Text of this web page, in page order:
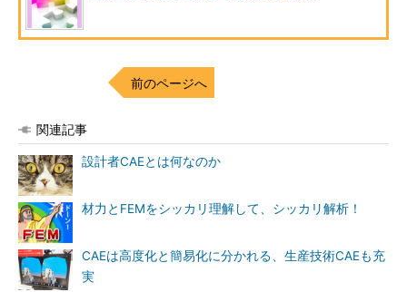
前のページへ
関連記事
設計者CAEとは何なのか
材力とFEMをシッカリ理解して、シッカリ解析！
CAEは高度化と簡易化に分かれる、生産技術CAEも充
実